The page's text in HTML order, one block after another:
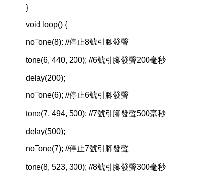
}
void loop() {
noTone(8); //停止8號引腳發聲
tone(6, 440, 200); //6號引腳發聲200毫秒
delay(200);
noTone(6); //停止6號引腳發聲
tone(7, 494, 500); //7號引腳發聲500毫秒
delay(500);
noTone(7); //停止7號引腳發聲
tone(8, 523, 300); //8號引腳發聲300毫秒